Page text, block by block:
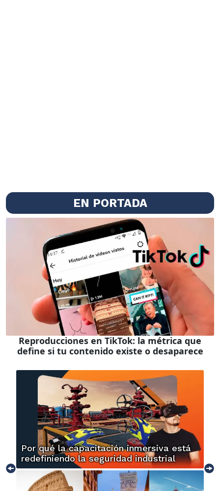
EN PORTADA
Reproducciones en TikTok: la métrica que
define si tu contenido existe o desaparece
Por qué la capacitación inmersiva está
redefiniendo la seguridad industrial